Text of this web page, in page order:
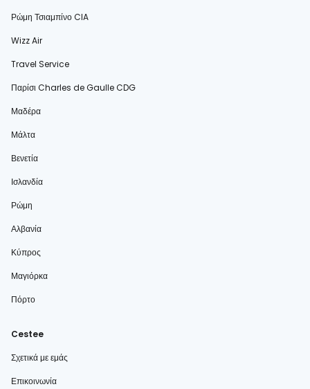
Ρώμη Τσιαμπίνο CIA
Wizz Air
Travel Service
Παρίσι Charles de Gaulle CDG
Μαδέρα
Μάλτα
Βενετία
Ισλανδία
Ρώμη
Αλβανία
Κύπρος
Μαγιόρκα
Πόρτο
Cestee
Σχετικά με εμάς
Επικοινωνία